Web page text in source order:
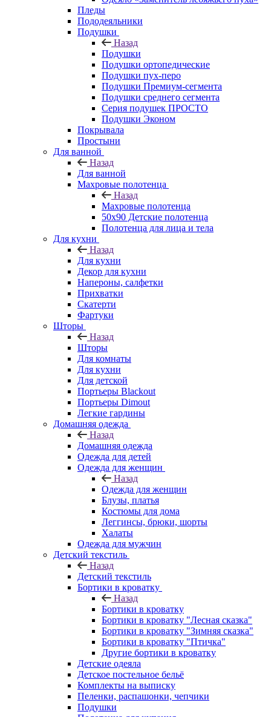
Пледы
Пододеяльники
Подушки
Назад
Подушки
Подушки ортопедические
Подушки пух-перо
Подушки Премиум-сегмента
Подушки среднего сегмента
Серия подушек ПРОСТО
Подушки Эконом
Покрывала
Простыни
Для ванной
Назад
Для ванной
Махровые полотенца
Назад
Махровые полотенца
50х90 Детские полотенца
Полотенца для лица и тела
Для кухни
Назад
Для кухни
Декор для кухни
Напероны, салфетки
Прихватки
Скатерти
Фартуки
Шторы
Назад
Шторы
Для комнаты
Для кухни
Для детской
Портьеры Blackout
Портьеры Dimout
Легкие гардины
Домашняя одежда
Назад
Домашняя одежда
Одежда для детей
Одежда для женщин
Назад
Одежда для женщин
Блузы, платья
Костюмы для дома
Леггинсы, брюки, шорты
Халаты
Одежда для мужчин
Детский текстиль
Назад
Детский текстиль
Бортики в кроватку
Назад
Бортики в кроватку
Бортики в кроватку "Лесная сказка"
Бортики в кроватку "Зимняя сказка"
Бортики в кроватку "Птичка"
Другие бортики в кроватку
Детские одеяла
Детское постельное бельё
Комплекты на выписку
Пеленки, распашонки, чепчики
Подушки